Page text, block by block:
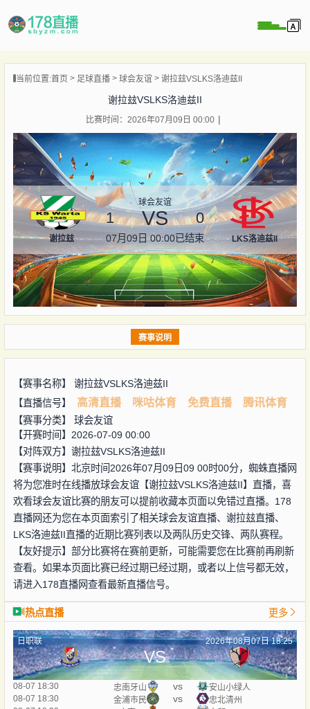
当前位置:首页 足球直播 球会友谊 谢拉玆VSLKS洛迪兹II
谢拉玆VSLKS洛迪兹II
比赛时间：2026年07月09日 00:00
谢拉玆
球会友谊
1 VS 0
07月09日 00:00已结束 LKS洛迪兹II
赛事说明
【赛事名称】 谢拉玆VSLKS洛迪兹II
【直播信号】
高清直播 咪咕体育 免费直播 腾讯体育
【赛事分类】 球会友谊
【开赛时间】2026-07-09 00:00
【对阵双方】 谢拉玆VSLKS洛迪兹II
【赛事说明】北京时间2026年07月09日09 00时00分，蜘蛛直播网
将为您准时在线播放球会友谊【谢拉玆VSLKS洛迪兹II】直播，喜
欢看球会友谊比赛的朋友可以提前收藏本页面以免错过直播。178
直播网还为您在本页面索引了相关球会友谊直播、谢拉玆直播、
LKS洛迪兹II直播的近期比赛列表以及两队历史交锋、两队赛程。
【友好提示】部分比赛将在赛前更新，可能需要您在比赛前再刷新
查看。如果本页面比赛已经过期已经过期，或者以上信号都无效，
请进入178直播网查看最新直播信号。
热点直播 更多
日职联 2026年08月07日 18:25
VS
08-07 18:30 忠南牙山 vs
安山小绿人
08-07 18:30
金浦市民 vs
忠北清州